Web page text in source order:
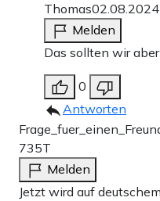
Thomas
Melden
Das sollten wir
0
Antworten
735T
Melden
Jetzt wird auf